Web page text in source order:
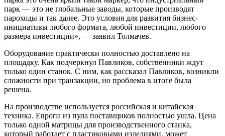
парк — это не глобальные заводы, которые производят
пароходы и так далее. Это условия для развития бизнес-
инициативы любого формата, любой инвестиции, любого
размера инвестиции», — заявил Толмачев.
Оборудование практически полностью доставлено на
площадку. Как подчеркнул Павликов, собственники ждут
только один станок. С ним, как рассказал Павликов, возникли
сложности при транзакции, но проблема в итоге была
решена.
На производстве используется российская и китайская
техника. Европа из пула поставщиков полностью ушла. Цена
только одной матрицы для производственного станка,
который работает с пластиковыми изделиями, может